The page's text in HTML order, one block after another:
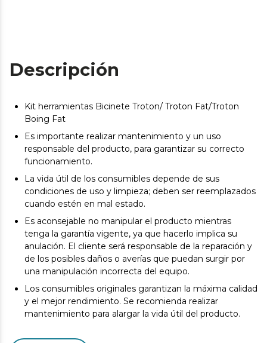
Descripción
Kit herramientas Bicinete Troton/ Troton Fat/Troton
Boing Fat
Es importante realizar mantenimiento y un uso
responsable del producto, para garantizar su correcto
funcionamiento.
La vida útil de los consumibles depende de sus
condiciones de uso y limpieza; deben ser reemplazados
cuando estén en mal estado.
Es aconsejable no manipular el producto mientras
tenga la garantía vigente, ya que hacerlo implica su
anulación. El cliente será responsable de la reparación y
de los posibles daños o averías que puedan surgir por
una manipulación incorrecta del equipo.
Los consumibles originales garantizan la máxima calidad
y el mejor rendimiento. Se recomienda realizar
mantenimiento para alargar la vida útil del producto.